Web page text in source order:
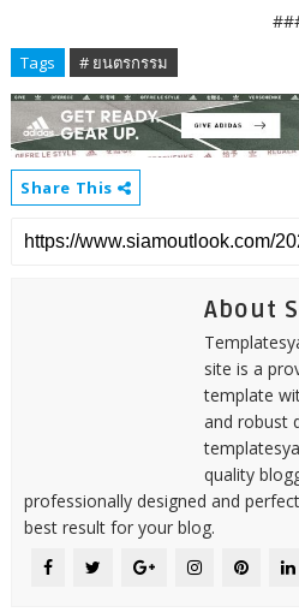
Tags # ยนตรกรรม
Share This
About
site is a
template
and robust
quality
professionally designed and
best result for your blog.